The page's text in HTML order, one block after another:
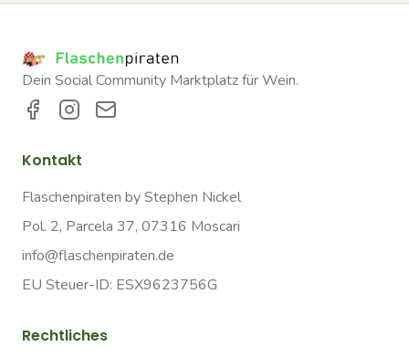
Dein Social Community Marktplatz für Wein.
Kontakt
Flaschenpiraten by Stephen Nickel
Pol. 2, Parcela 37, 07316 Moscari
info@flaschenpiraten.de
EU Steuer-ID: ESX9623756G
Rechtliches